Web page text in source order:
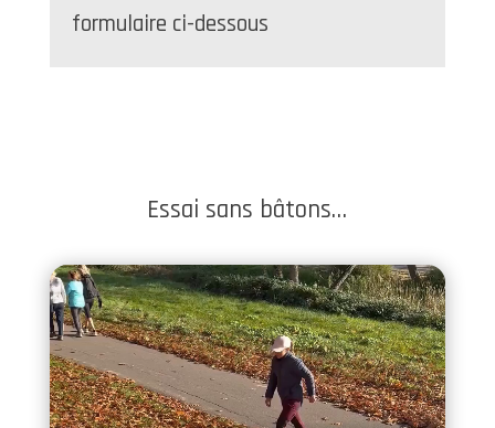
formulaire ci-dessous
Essai sans bâtons…